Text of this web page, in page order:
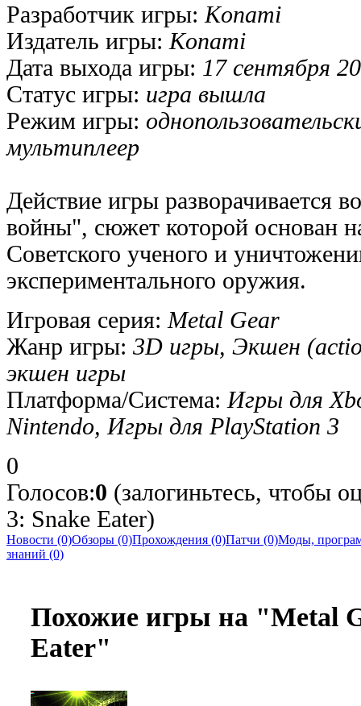
Разработчик игры: Konami
Издатель игры: Konami
Дата выхода игры: 17 сентября
Статус игры: игра вышла
Режим игры:
мультиплеер
Действие игры разворачивается
войны", сюжет которой основан
Советского ученого и
экспериментального оружия.
Игровая серия: Metal Gear
Жанр игры: 3D игры, Экшен
экшен игры
Платформа/Система: Игры для
Nintendo, Игры для PlayStation 3
0
Голосов:0 (залогиньтесь, чтобы
3: Snake Eater)
Новости (0)Обзоры (0)Прохождения (0)Патчи (0)Моды,
знаний (0)
Похожие игры на "Metal
Eater"